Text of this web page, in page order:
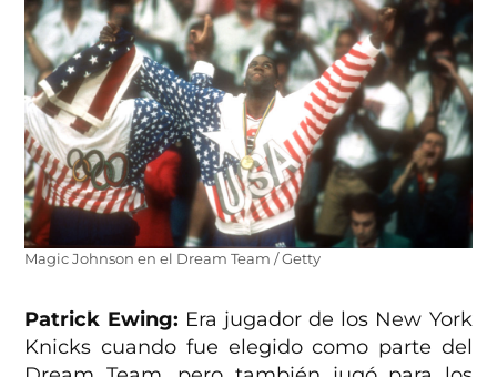
Magic Johnson en el Dream Team / Getty
Patrick Ewing: Era jugador de los New York
Knicks cuando fue elegido como parte del